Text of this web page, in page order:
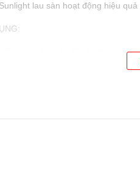
lau sàn hoạt động hiệu
đầy nước lau sàn Sunlight vào nửa
Sản xuất tại Việt Nam - Sản